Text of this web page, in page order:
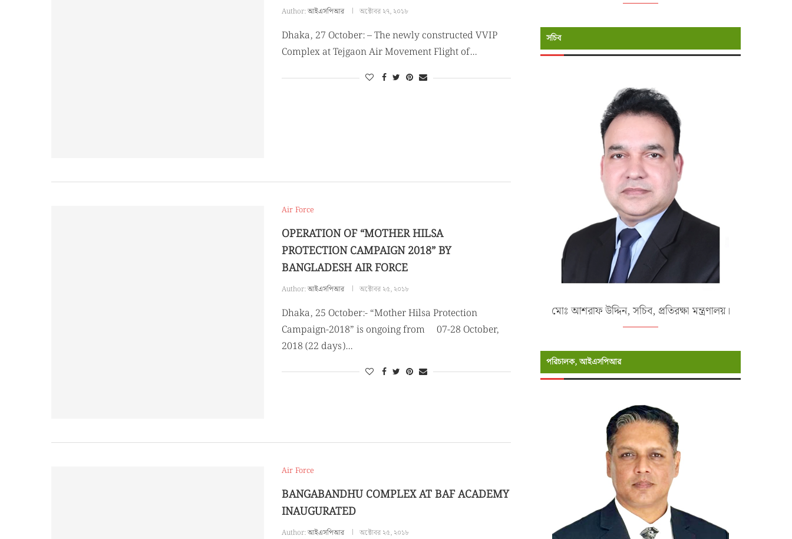
Author:আইএসপিআর অক্টোবর ২৭, ২০১৮
Dhaka, 27 October: – The newly constructed VVIP
Complex at Tejgaon Air Movement Flight of…
Air Force
OPERATION OF “MOTHER HILSA
PROTECTION CAMPAIGN 2018” BY
BANGLADESH AIR FORCE
Author:আইএসপিআর অক্টোবর ২৫, ২০১৮
Dhaka, 25 October:- “Mother Hilsa Protection
Campaign-2018” is ongoing from 07-28 October,
2018 (22 days)…
Air Force
BANGABANDHU COMPLEX AT BAF ACADEMY
INAUGURATED
Author:আইএসপিআর অক্টোবর ২৫, ২০১৮
সচিব
মোঃ আশরাফ উদ্দিন, সচিব, প্রতিরক্ষা মন্ত্রণালয়।
পরিচালক, আইএসপিআর